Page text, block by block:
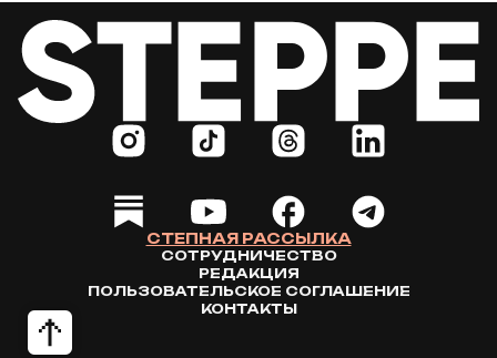
СТЕПНАЯ РАССЫЛКА
СОТРУДНИЧЕСТВО
РЕДАКЦИЯ
ПОЛЬЗОВАТЕЛЬСКОЕ СОГЛАШЕНИЕ
КОНТАКТЫ